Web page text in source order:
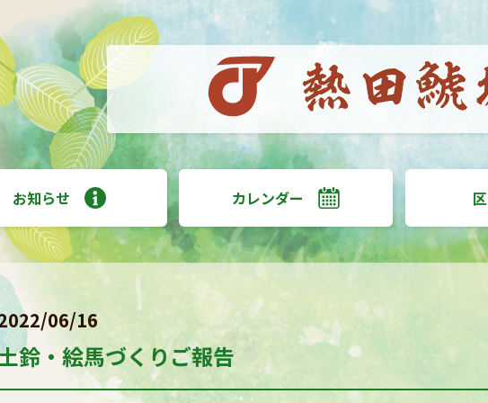
お知らせ カレンダー
06/16
鈴・絵馬づくりご報告